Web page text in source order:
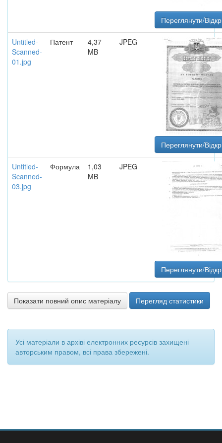
Переглянути/
Untitled-
Scanned-
01.jpg
Патент
4,37
MB
JPEG
Переглянути/
Untitled-
Scanned-
03.jpg
Формула
1,03
MB
JPEG
Переглянути/
Показати повний опис матеріалу Перегляд статистики
Усі матеріали в архіві електронних ресурсів захищені
авторським правом, всі права збережені.